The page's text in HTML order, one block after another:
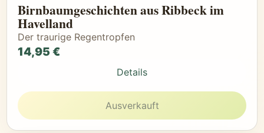
Birnbaumgeschichten aus Ribbeck im
Havelland
Der traurige Regentropfen
14,95 €
Details
Ausverkauft